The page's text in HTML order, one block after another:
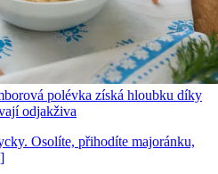
polévka získá hloubku díky
odjakživa
Osolíte, přihodíte majoránku,